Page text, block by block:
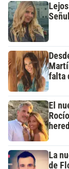
falta
El
La
de